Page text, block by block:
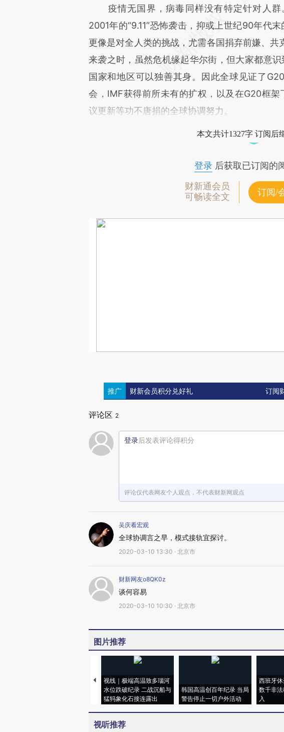
疫情无国界，病毒同样没有特定针对人群
2001年的“9.11”恐怖袭击，抑或上世纪90年代
更像是对全人类的挑战，尤需各国捐弃前嫌、
来袭之时，虽然危机缘起华尔街，但大家都意
国家和地区可以独善其身。因此全球见证了
会，IMF获得前所未有的扩权，以及在G20框
议更新等功不唐捐的全球协调努力。
本文共计1327字 订阅后
登录后获取已订阅的
财新通会员
可畅读全文
订阅/
推广 财新会员积分兑好礼 订阅
评论区 2
登录后发表评论得积分
评论仅代表网友个人观点，不代表财新网观点
吴庆看宏观
全球协调言之早，模式接轨宜探讨。
2020-03-10 13:30 · 北京市
财新网友o8QK0z
谈何容易
2020-03-10 10:30 · 北京市
图片推荐
视线｜极端高温致多瑙河
水位跌破纪录 二战沉船与
猛犸象化石接连露出
韩国高温创百年纪录 当局
警告停止一切户外活动
西班牙
数千非
入
视听推荐